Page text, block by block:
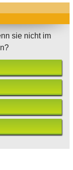
sie nicht im